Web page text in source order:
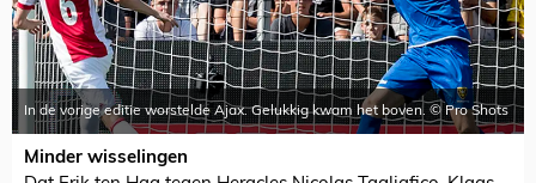
In de vorige editie worstelde Ajax. Gelukkig kwam het boven. © Pro Shots
Minder wisselingen